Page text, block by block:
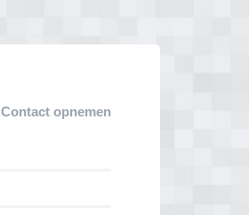
Contact opnemen